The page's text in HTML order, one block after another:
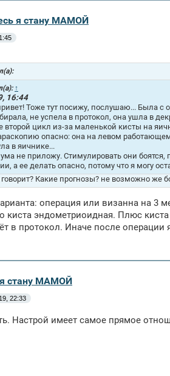
я стану МАМОЙ
↑
16:44
Тоже тут посижу, послушаю... Была с
не успела в протокол, она ушла в
второй цикл из-за маленькой кисты на
опасно: она на левом
в яичнике...
не приложу. Стимулировать они
а ее делать опасно, потому что я могу
говорит? Какие прогнозы? не возможно же
операция или визанна на 3
киста эндометриоидная. Плюс
в протокол. Иначе после
я стану МАМОЙ
22:33
Настрой имеет самое прямое